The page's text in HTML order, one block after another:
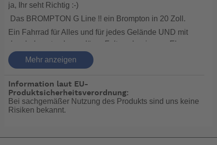
ja, Ihr seht Richtig :-)
Das BROMPTON G Line !! ein Brompton in 20 Zoll.
Ein Fahrrad für Alles und für jedes Gelände UND mit
dem bekannten legendären Faltmechanismus. Eben
ein Brompton!
Es ist genauso leicht verstaubar und an einer Hand zu
tragen wie ein C Line in 16 Zoll,bietet aber durch 20
Zoll Ballonreifen einen bahnbrechenden Komfort und
Fahrverhalten.
kleiner Bruder. Auch dieses G Line wird Ihr treuer
Mehr anzeigen
Information laut EU-
Produktsicherheitsverordnung:
Bei sachgemäßer Nutzung des Produkts sind uns keine
Risiken bekannt.